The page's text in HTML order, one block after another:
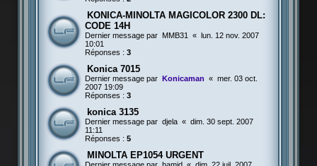
KONICA-MINOLTA MAGICOLOR 2300 DL:
CODE 14H
Dernier message par MMB31 «
lun. 12 nov. 2007
10:01
Réponses : 3
Konica 7015
Dernier message par Konicaman « mer. 03 oct.
2007 19:09
Réponses : 3
konica 3135
Dernier message par djela « dim. 30 sept. 2007
11:11
Réponses : 5
MINOLTA EP1054 URGENT